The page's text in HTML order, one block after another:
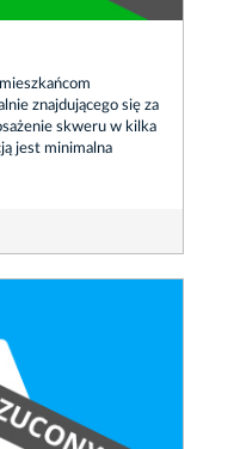
znajdującego się za
skweru w kilka
jest minimalna